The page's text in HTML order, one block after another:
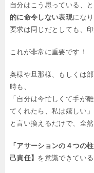
自分はこう思っている、
的に命令しない表現になり
要求は同じだとしても、
これが非常に重要です！
奥様や旦那様、もしくは
時も、
「自分は今忙しくて手が
てくれたら、私は嬉しい」
と言い換えるだけで、全
「アサーションの４つの
己責任】 を意識できている